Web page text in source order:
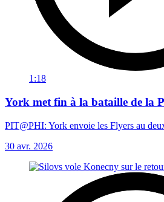
1:18
York met fin à la bataille de la
PIT@PHI: York envoie les Flyers au
30 avr. 2026